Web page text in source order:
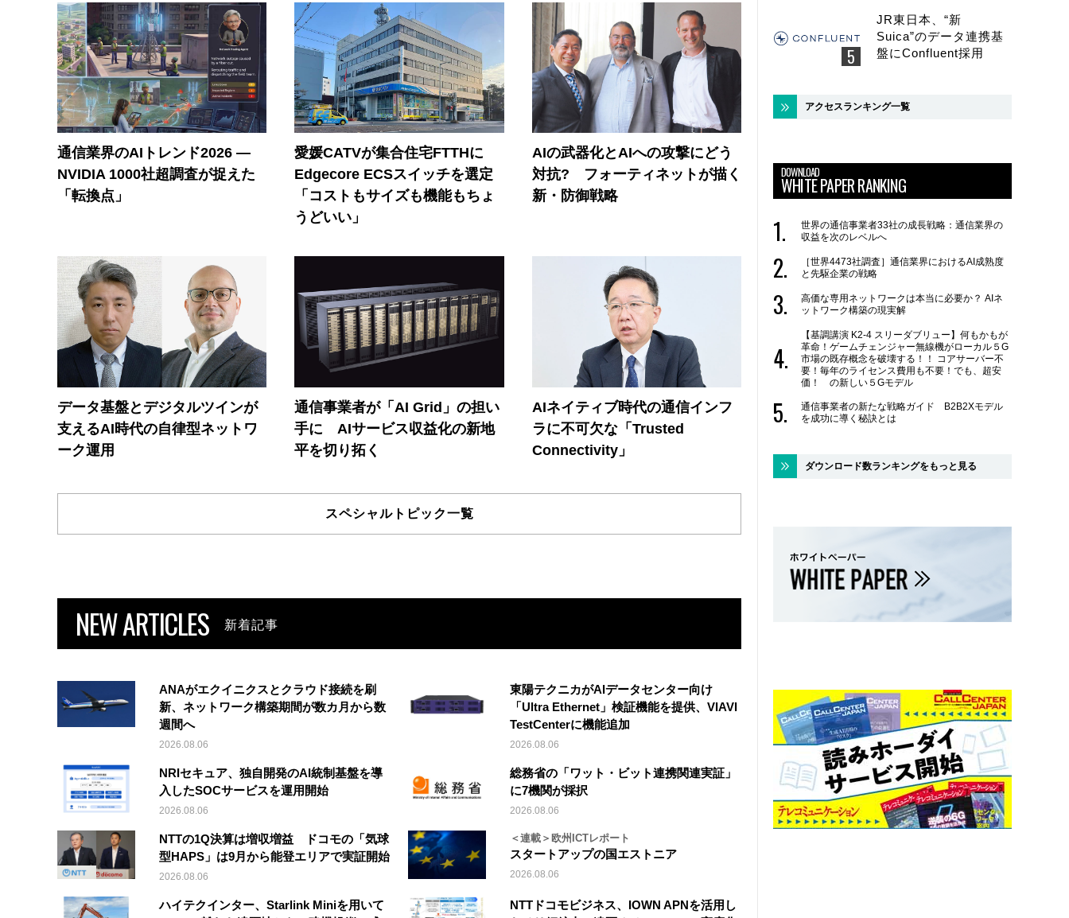
通信業界のAIトレンド2026 ―
NVIDIA 1000社超調査が捉えた
「転換点」
愛媛CATVが集合住宅FTTHに
Edgecore ECSスイッチを選定
「コストもサイズも機能もちょ
うどいい」
AIの武器化とAIへの攻撃にどう
対抗? フォーティネットが描く
新・防御戦略
データ基盤とデジタルツインが
支えるAI時代の自律型ネットワ
ーク運用
通信事業者が「AI Grid」の担い
手に AIサービス収益化の新地
平を切り拓く
AIネイティブ時代の通信インフ
ラに不可欠な「Trusted
Connectivity」
スペシャルトピック一覧
NEW ARTICLES 新着記事
ANAがエクイニクスとクラウド接続を刷
新、ネットワーク構築期間が数カ月から数
週間へ
2026.08.06
東陽テクニカがAIデータセンター向け
「Ultra Ethernet」検証機能を提供、VIAVI
TestCenterに機能追加
2026.08.06
NRIセキュア、独自開発のAI統制基盤を導
入したSOCサービスを運用開始
2026.08.06
総務省の「ワット・ビット連携関連実証」
に7機関が採択
2026.08.06
NTTの1Q決算は増収増益 ドコモの「気球
型HAPS」は9月から能登エリアで実証開始
2026.08.06
＜連載＞欧州ICTレポート
スタートアップの国エストニア
2026.08.06
ハイテクインター、Starlink Miniを用いて
NTTドコモビジネス、IOWN APNを活用し
JR東日本、“新
Suica”のデータ連携基
盤にConfluent採用
アクセスランキング一覧
DOWNLOAD
WHITE PAPER RANKING
世界の通信事業者33社の成長戦略：通信業界の
収益を次のレベルへ
［世界4473社調査］通信業界におけるAI成熟度
と先駆企業の戦略
高価な専用ネットワークは本当に必要か？ AIネ
ットワーク構築の現実解
【基調講演 K2-4 スリーダブリュー】何もかもが
革命！ゲームチェンジャー無線機がローカル５G
市場の既存概念を破壊する！！ コアサーバー不
要！毎年のライセンス費用も不要！でも、超安
価！ の新しい５Gモデル
通信事業者の新たな戦略ガイド B2B2Xモデル
を成功に導く秘訣とは
ダウンロード数ランキングをもっと見る